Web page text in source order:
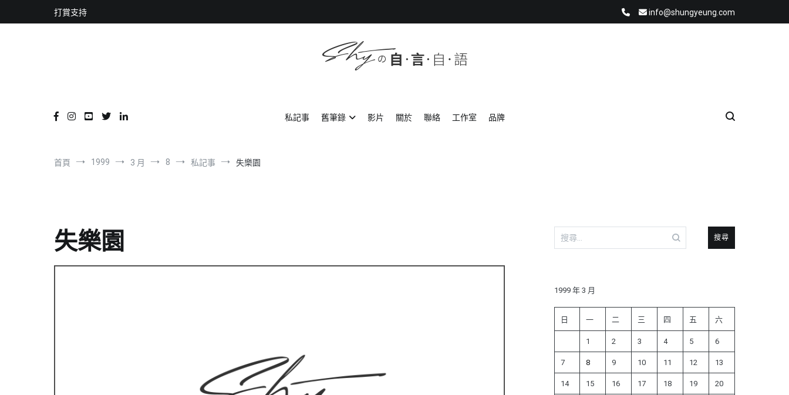
到
打賞支持 info@shungyeung.com
私記事 舊筆錄 影片 關於 聯絡 工作室 品牌
首頁 1999 3 月 8 私記事 失樂園
失樂園
搜
尋
字:
1999 年 3 月
日 一 二 三 四 五 六
1 2 3 4 5 6
7 8 9 10 11 12 13
14 15 16 17 18 19 20